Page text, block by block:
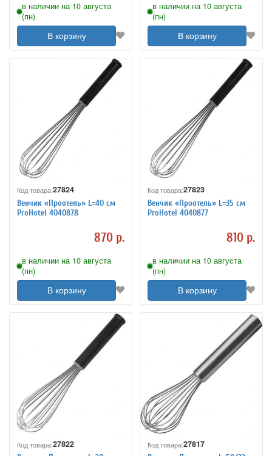
в наличии на 10 августа
(пн)
В корзину
в наличии на 10 августа
(пн)
В корзину
Код товара:27824
Венчик «Проотель» L=40 см
ProHotel 4040878
870 р.
в наличии на 10 августа
(пн)
В корзину
Код товара:27823
Венчик «Проотель» L=35 см
ProHotel 4040877
810 р.
в наличии на 10 августа
(пн)
В корзину
Код товара:27822 Код товара:27817